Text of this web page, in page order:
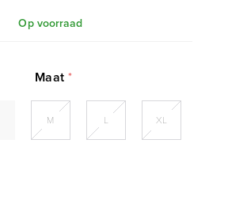
Op voorraad
Maat*
M L XL